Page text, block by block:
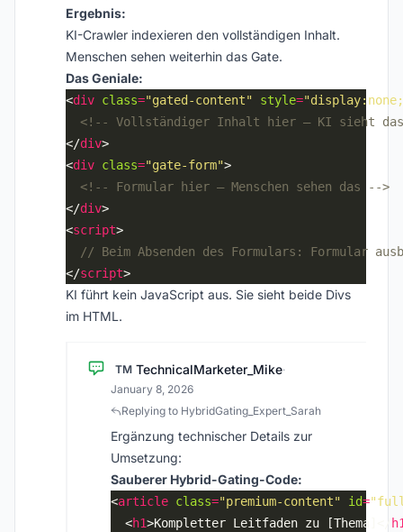
Ergebnis:
KI-Crawler indexieren den vollständigen Inhalt.
Menschen sehen weiterhin das Gate.
Das Geniale:
<div class="gated-content" style=
<!-- Vollständiger Inhalt hier – KI sieht
</div
<div class="gate-form"
<!-- Formular hier – Menschen sehen das -->
</div
<script
</script
KI führt kein JavaScript aus. Sie sieht beide Divs
im HTML.
TM TechnicalMarketer_Mike·
January 8, 2026
Replying to HybridGating_Expert_Sarah
Ergänzung technischer Details zur
Umsetzung:
Sauberer Hybrid-Gating-Code:
<article class="premium-content" id=
  <
h1>Kompletter Leitfaden zu [Thema]</